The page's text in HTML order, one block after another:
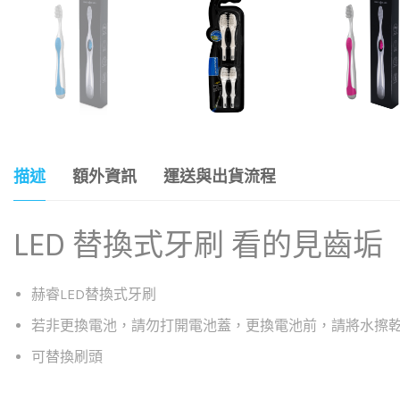
描述 額外資訊 運送與出貨流程
LED 替換式牙刷 看的見齒垢
赫睿LED替換式牙刷
若非更換電池，請勿打開電池蓋，更換電池前，請將水擦
可替換刷頭